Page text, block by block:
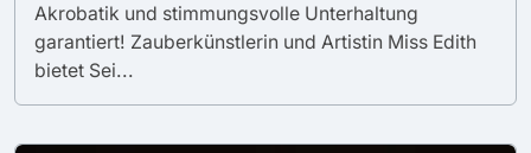
Akrobatik und stimmungsvolle Unterhaltung
garantiert! Zauberkünstlerin und Artistin Miss Edith
bietet Sei...